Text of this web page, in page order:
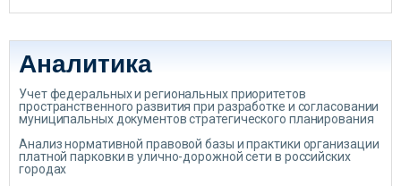
Аналитика
Учет федеральных и региональных приоритетов
пространственного развития при разработке и согласовании
муниципальных документов стратегического планирования
Анализ нормативной правовой базы и практики организации
платной парковки в улично-дорожной сети в российских
городах